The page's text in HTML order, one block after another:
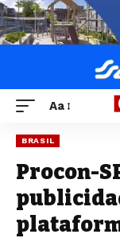
Aa
BRASIL
Procon-